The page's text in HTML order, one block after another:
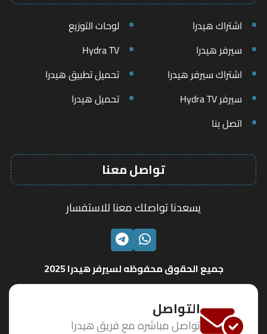
اشتراك هيدرا
لوحات التوزيع
سيرفر هيدرا
Hydra TV
اشتراك سيرفر هيدرا
تحميل تطبيق هيدرا
سيرفر Hydra TV
تحميل هيدرا
اتصل بنا
تواصل معنا
يسعدنا تواصلك معنا للاستفسار
الواتسابتليجرام
جميع الحقوق محفوظه لسيرفر هيدرا 2025
التواصل
تواصل مباشره مع فريق هيدرا